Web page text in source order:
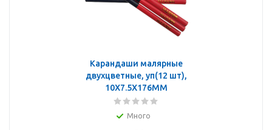
Карандаши малярные
двухцветные, уп(12 шт),
10X7.5X176MM
Много